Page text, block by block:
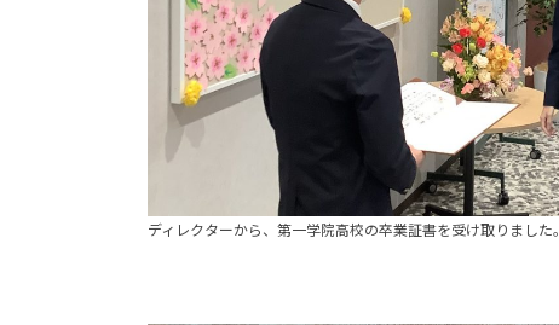
ディレクターから、第一学院高校の卒業証書を受け取りました。